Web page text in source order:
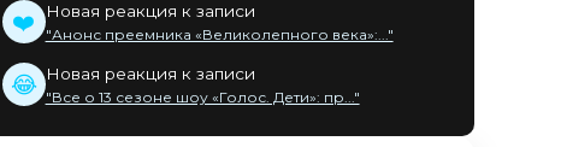
❤️ Новая реакция к записи
"Анонс преемника «Великолепного века»:..."
😂 Новая реакция к записи
"Все о 13 сезоне шоу «Голос. Дети»: пр..."